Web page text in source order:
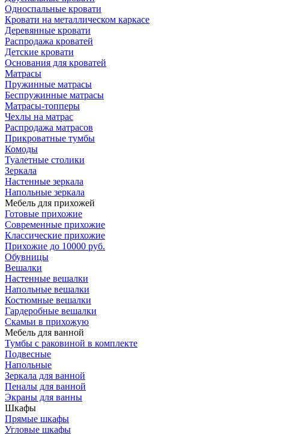
Односпальные кровати
Кровати на металлическом каркасе
Деревянные кровати
Распродажа кроватей
Детские кровати
Основания для кроватей
Матрасы
Пружинные матрасы
Беспружинные матрасы
Матрасы-топперы
Чехлы на матрас
Распродажа матрасов
Прикроватные тумбы
Комоды
Туалетные столики
Зеркала
Настенные зеркала
Напольные зеркала
Мебель для прихожей
Готовые прихожие
Современные прихожие
Классические прихожие
Прихожие до 10000 руб.
Обувницы
Вешалки
Настенные вешалки
Напольные вешалки
Костюмные вешалки
Гардеробные вешалки
Скамьи в прихожую
Мебель для ванной
Тумбы c раковиной в комплекте
Подвесные
Напольные
Зеркала для ванной
Пеналы для ванной
Экраны для ванны
Шкафы
Прямые шкафы
Угловые шкафы